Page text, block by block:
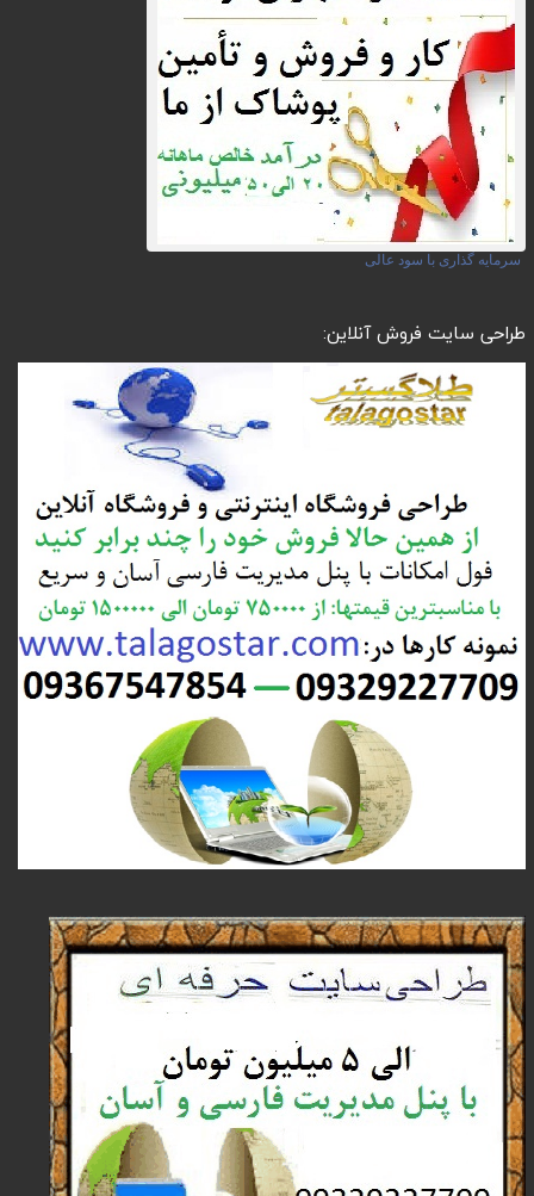
سرمایه گذاری با سود عالی
طراحی سایت فروش آنلاین: